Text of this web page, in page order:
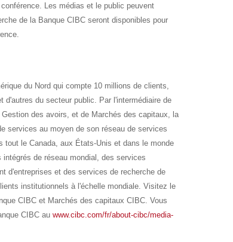
Les médias et le public peuvent
de la Banque CIBC seront disponibles pour
du Nord qui compte 10 millions de clients,
du secteur public. Par l'intermédiaire de
des avoirs, et de Marchés des capitaux, la
services au moyen de son réseau de services
tout le Canada, aux États-Unis et dans le monde
de réseau mondial, des services
d'entreprises et des services de recherche de
institutionnels à l'échelle mondiale. Visitez le
CIBC et Marchés des capitaux CIBC. Vous
CIBC auwww.cibc.com/fr/about-cibc/media-